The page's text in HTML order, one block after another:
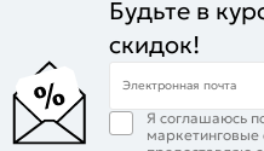
Будьте в
скидок!
Электронная почта
Я соглашаюсь